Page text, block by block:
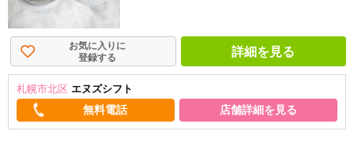
お気に入りに
登録する
詳細を見る
札幌市北区 エヌズシフト
店舗詳細を見る